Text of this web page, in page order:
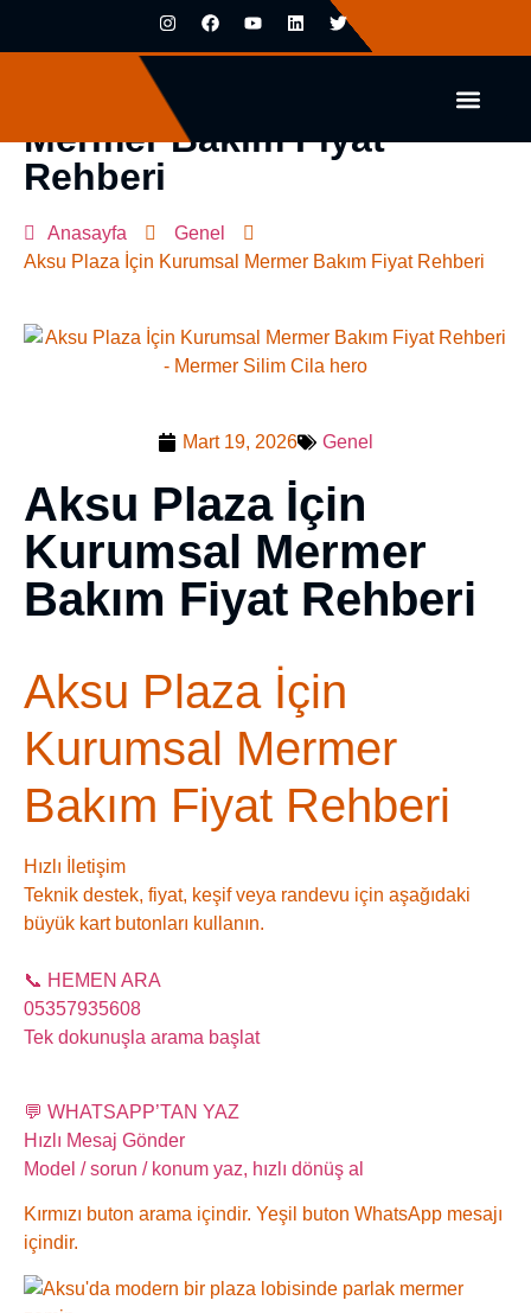
Aksu Plaza İçin Kurumsal
Mermer Bakım Fiyat
Rehberi
Anasayfa
Genel
Aksu Plaza İçin Kurumsal Mermer Bakım Fiyat Rehberi
Mart 19, 2026 Genel
Aksu Plaza İçin
Kurumsal Mermer
Bakım Fiyat Rehberi
Aksu Plaza İçin
Kurumsal Mermer
Bakım Fiyat Rehberi
Hızlı İletişim
Teknik destek, fiyat, keşif veya randevu için aşağıdaki
büyük kart butonları kullanın.
📞 HEMEN ARA
05357935608
Tek dokunuşla arama başlat
💬 WHATSAPP’TAN YAZ
Hızlı Mesaj Gönder
Model / sorun / konum yaz, hızlı dönüş al
Kırmızı buton arama içindir. Yeşil buton WhatsApp mesajı
içindir.